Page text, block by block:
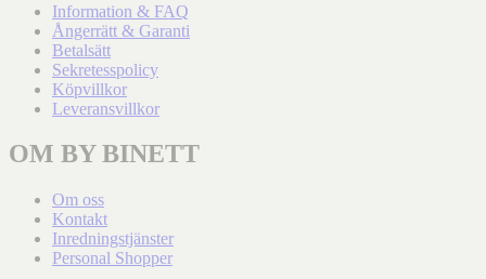
Information & FAQ
Ångerrätt & Garanti
Betalsätt
Sekretesspolicy
Köpvillkor
Leveransvillkor
OM BY BINETT
Om oss
Kontakt
Inredningstjänster
Personal Shopper